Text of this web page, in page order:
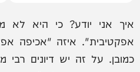
איך אני יודע? כי היא
אפקטיבית". איזה "אכיפה
כמובן. על זה יש דיונים